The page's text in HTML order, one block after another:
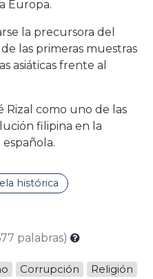
Europa.
la precursora del
las primeras muestras
asiáticas frente al
Rizal como uno de las
filipina en la
histórica
palabras)
Corrupción
Religión